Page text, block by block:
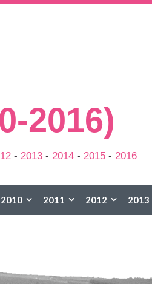
2016)
- 2013- 2014 - 2015- 2016
2010 2011 2012 2013